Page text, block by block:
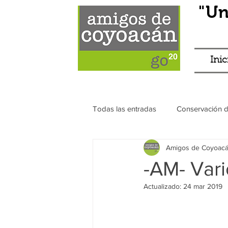
Todas las entradas Conservación
Franeleros Transparencia
Eventos Principal
-AM-
Amigos de
Actualizado: 24 mar 2019